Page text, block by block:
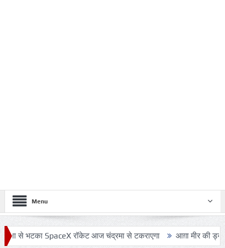
Menu
SpaceX रॉकेट आज चंद्रमा से टकराएगा आग़ा मीर की ड्योढ़ी: जहाँ